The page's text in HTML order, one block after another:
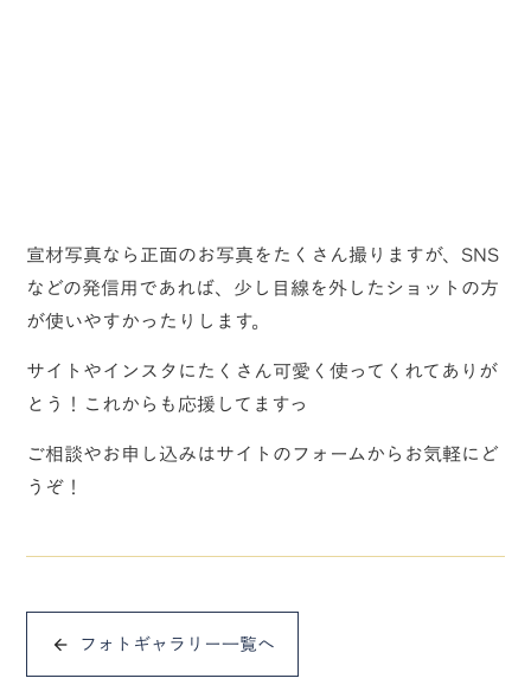
宣材写真なら正面のお写真をたくさん撮りますが、SNS
などの発信用であれば、少し目線を外したショットの方
が使いやすかったりします。
サイトやインスタにたくさん可愛く使ってくれてありが
とう！これからも応援してますっ
ご相談やお申し込みはサイトのフォームからお気軽にど
うぞ！
arrow_back フォトギャラリー一覧へ